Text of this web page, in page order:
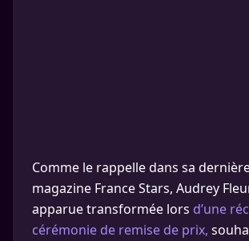
Comme le rappelle dans sa
magazine France Stars, Audrey
apparue transformée lors d’une
cérémonie de remise de prix,